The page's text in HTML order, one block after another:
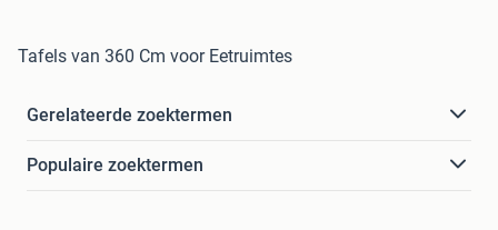
Tafels van 360 Cm voor Eetruimtes
Gerelateerde zoektermen
Populaire zoektermen